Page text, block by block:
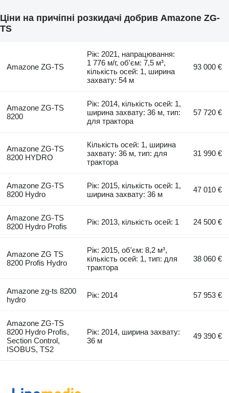
Ціни на причіпні розкидачі добрив Amazone ZG-
TS
Amazone ZG-TS
Рік: 2021, напрацювання:
1 776 м/г, об'єм: 7,5 м³,
кількість осей: 1, ширина
захвату: 54 м
93 000 €
Amazone ZG-TS
8200
Рік: 2014, кількість осей: 1,
ширина захвату: 36 м, тип:
для трактора
57 720 €
Amazone ZG-TS
8200 HYDRO
Кількість осей: 1, ширина
захвату: 36 м, тип: для
трактора
31 990 €
Amazone ZG-TS
8200 Hydro
Рік: 2015, кількість осей: 1,
ширина захвату: 36 м
47 010 €
Amazone ZG-TS
8200 Hydro Profis
Рік: 2013, кількість осей: 1 24 500 €
Amazone ZG TS
8200 Profis Hydro
Рік: 2015, об'єм: 8,2 м³,
кількість осей: 1, тип: для
трактора
38 060 €
Amazone zg-ts 8200
hydro
Рік: 2014 57 953 €
Amazone ZG-TS
8200 Hydro Profis,
Section Control,
ISOBUS, TS2
Рік: 2014, ширина захвату:
36 м
49 390 €